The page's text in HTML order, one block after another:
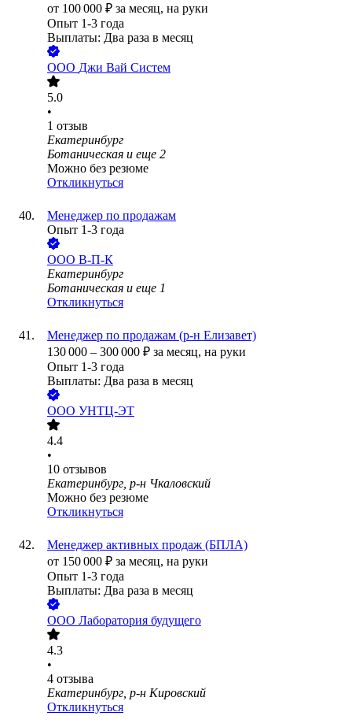
от 100 000 ₽ за месяц, на руки
Опыт 1-3 года
Выплаты: Два раза в месяц
ООО Джи Вай Систем
5.0
•
1 отзыв
Екатеринбург
Ботаническая и еще 2
Можно без резюме
Откликнуться
Менеджер по продажам
Опыт 1-3 года
ООО В-П-К
Екатеринбург
Ботаническая и еще 1
Откликнуться
Менеджер по продажам (р-н Елизавет)
130 000 – 300 000 ₽ за месяц, на руки
Опыт 1-3 года
Выплаты: Два раза в месяц
ООО УНТЦ-ЭТ
4.4
•
10 отзывов
Екатеринбург, р-н Чкаловский
Можно без резюме
Откликнуться
Менеджер активных продаж (БПЛА)
от 150 000 ₽ за месяц, на руки
Опыт 1-3 года
Выплаты: Два раза в месяц
ООО Лаборатория будущего
4.3
•
4 отзыва
Екатеринбург, р-н Кировский
Откликнуться